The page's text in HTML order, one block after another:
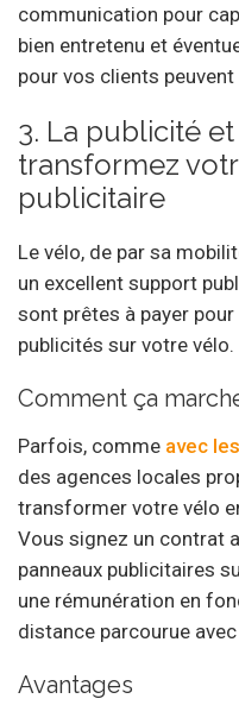
communication pour
bien entretenu et
pour vos clients
3. La publicité
transformez
publicitaire
Le vélo, de par sa
un excellent support
sont prêtes à payer
publicités sur votre vélo.
Comment ça
Parfois, comme avec
des agences locales
transformer votre vélo
Vous signez un contrat
panneaux publicitaires
une rémunération en
distance parcourue
Avantages